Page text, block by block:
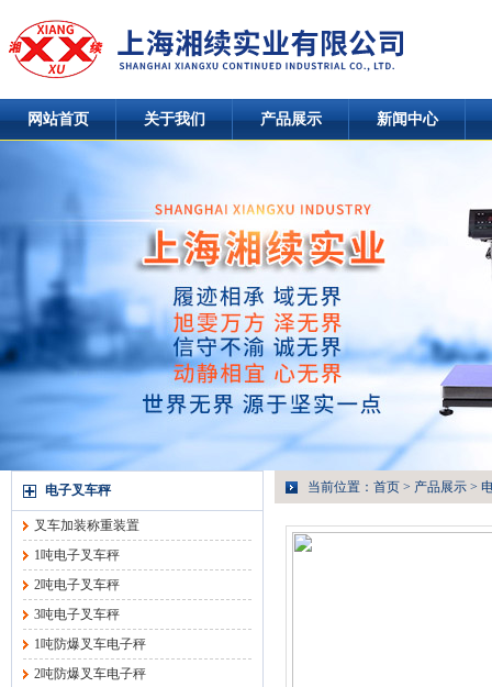
网站首页 关于我们 产品展示 新闻中心
电子叉车秤
叉车加装称重装置
1吨电子叉车秤
2吨电子叉车秤
3吨电子叉车秤
1吨防爆叉车电子秤
2吨防爆叉车电子秤
当前位置： 首页 > 产品展示 >